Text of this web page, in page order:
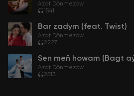
Azat Dönmezow
1541
Bar zadym (feat. Twist)
Azat Dönmezow
2227
Sen meň howam (Bagt
Azat Dönmezow
2513